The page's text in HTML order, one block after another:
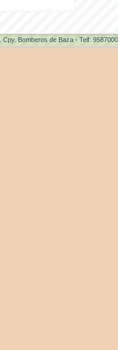
. Cpy. Bomberos de Baza - Telf.